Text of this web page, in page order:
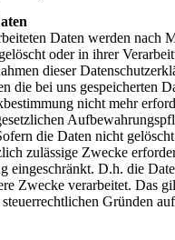
Daten werden nach
oder in ihrer
dieser
die bei uns gespeicherten
nicht mehr
die Daten nicht
zulässige Zwecke
eingeschränkt. D.h. die
Zwecke verarbeitet. Das
Gründen